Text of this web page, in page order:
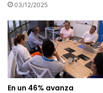
03/12/2025
En un 46% avanza